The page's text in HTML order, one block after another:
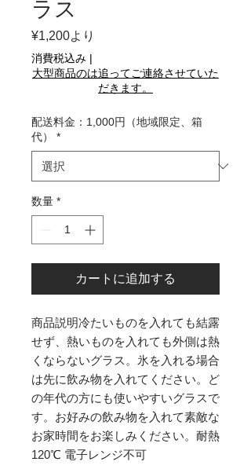
ラス
¥1,200より
ル
価
消費税込み |
大型商品のは追ってご連絡させていた
だきます。
配送料金：1,000円（地域限定、箱
代）
*
数量 *
カートに追加する
商品説明冷たいものを入れても結露
せず、熱いものを入れても外側は熱
くならないグラス。氷を入れる場合
は先に飲み物を入れてください。ど
の年代の方にも使いやすいグラスで
す。お好みの飲み物を入れて素敵な
お家時間をお楽しみください。耐熱
120℃ 電子レンジ不可